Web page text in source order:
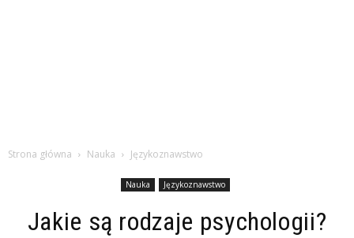
Strona główna Nauka Językoznawstwo
Nauka Językoznawstwo
Jakie są rodzaje psychologii?